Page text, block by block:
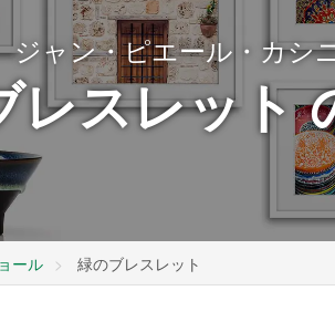
ジャン・ピエール・カシ
レスレット
ール 緑のブレスレット